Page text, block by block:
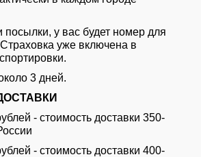
посылки, у вас будет номер для
уже включена в
3 дней.
- стоимость доставки 350-
- стоимость доставки 400-